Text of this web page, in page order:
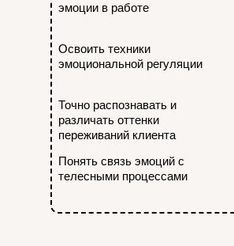
Точно распознавать и
различать оттенки
переживаний клиента
эмоции в работе
Освоить техники
эмоциональной регуляции
Понять связь эмоций с
телесными процессами